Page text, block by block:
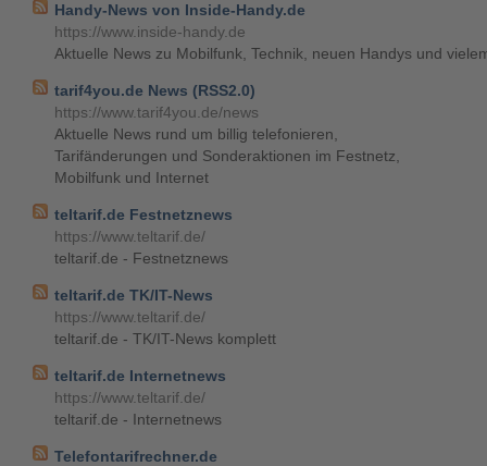
Handy-News von Inside-Handy.de
https://www.inside-handy.de
Aktuelle News zu Mobilfunk, Technik, neuen Handys und
tarif4you.de News (RSS2.0)
https://www.tarif4you.de/news
Aktuelle News rund um billig telefonieren,
Tarifänderungen und Sonderaktionen im Festnetz,
Mobilfunk und Internet
teltarif.de Festnetznews
https://www.teltarif.de/
teltarif.de - Festnetznews
teltarif.de TK/IT-News
https://www.teltarif.de/
teltarif.de - TK/IT-News komplett
teltarif.de Internetnews
https://www.teltarif.de/
teltarif.de - Internetnews
Telefontarifrechner.de